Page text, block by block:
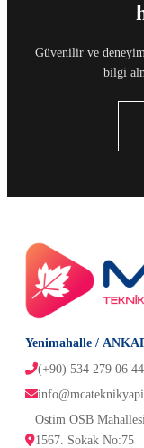
Güvenilir ve
bilgi
Yenimahalle /
(+90) 534 279 06 44
Ostim OSB Mahallesi
1567. Sokak No:75